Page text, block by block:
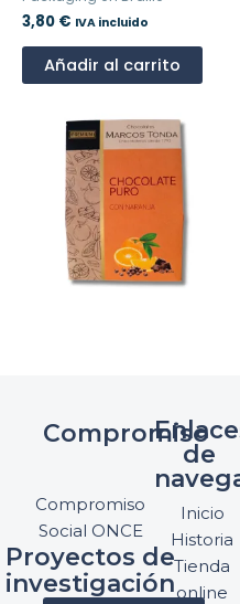
3,80 € IVA incluido
Añadir al carrito
Compromiso
Compromiso
Social ONCE
Proyectos de
investigación
de
Inicio
Historia
Tienda
online